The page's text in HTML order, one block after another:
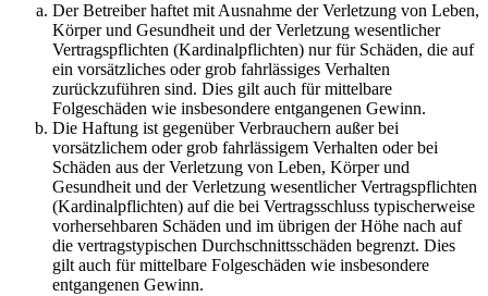
Der Betreiber haftet mit Ausnahme der Verletzung von Leben,
Körper und Gesundheit und der Verletzung wesentlicher
Vertragspflichten (Kardinalpflichten) nur für Schäden, die auf
ein vorsätzliches oder grob fahrlässiges Verhalten
zurückzuführen sind. Dies gilt auch für mittelbare
Folgeschäden wie insbesondere entgangenen Gewinn.
Die Haftung ist gegenüber Verbrauchern außer bei
vorsätzlichem oder grob fahrlässigem Verhalten oder bei
Schäden aus der Verletzung von Leben, Körper und
Gesundheit und der Verletzung wesentlicher Vertragspflichten
(Kardinalpflichten) auf die bei Vertragsschluss typischerweise
vorhersehbaren Schäden und im übrigen der Höhe nach auf
die vertragstypischen Durchschnittsschäden begrenzt. Dies
gilt auch für mittelbare Folgeschäden wie insbesondere
entgangenen Gewinn.